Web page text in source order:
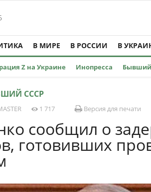
В МИРЕ В РОССИИ В
Z на Украине Инопресса
СССР
1 717 Версия для печати
сообщил о
готовивших